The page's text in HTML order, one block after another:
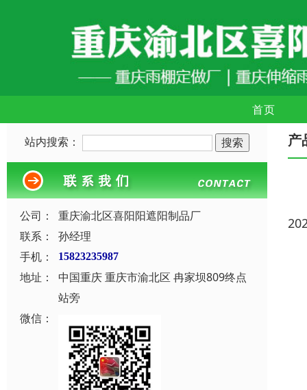
首页
站内搜索：
公司：
重庆渝北区喜阳阳遮阳制品厂
联系：
孙经理
手机：
15823235987
地址：
中国重庆 重庆市渝北区 冉家坝809终点
站旁
微信：
产